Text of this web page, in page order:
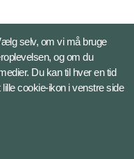
selv, om vi må bruge
og om du
Du kan til hver en tid
cookie-ikon i venstre side